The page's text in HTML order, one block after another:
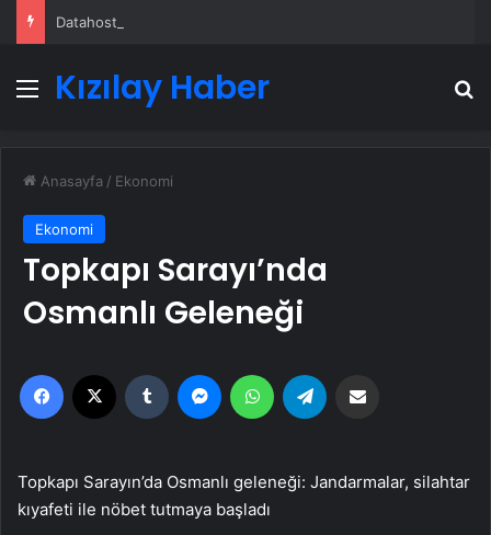
Datahost İle Güvenilir Sunucu Hizmetleri
Menü
Kızılay Haber
Anasayfa / Ekonomi
Ekonomi
Topkapı Sarayı’nda
Osmanlı Geleneği
Facebook Tumblr MessengerWhatsApp
Topkapı Sarayın’da Osmanlı geleneği: Jandarmalar, silahtar
kıyafeti ile nöbet tutmaya başladı